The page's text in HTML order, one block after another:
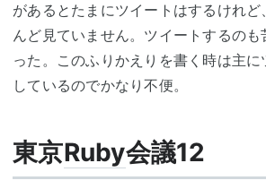
があるとたまにツイートはするけれど
んど見ていません。ツイートするのも
った。このふりかえりを書く時は主
しているのでかなり不便。
東京Ruby会議12